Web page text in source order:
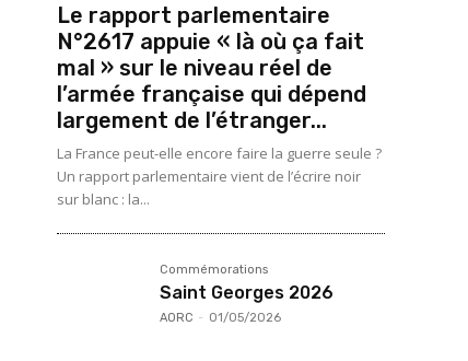
Le rapport parlementaire
N°2617 appuie « là où ça fait
mal » sur le niveau réel de
l’armée française qui dépend
largement de l’étranger...
La France peut-elle encore faire la guerre seule ?
Un rapport parlementaire vient de l’écrire noir
sur blanc : la...
Commémorations
Saint Georges 2026
AORC - 01/05/2026